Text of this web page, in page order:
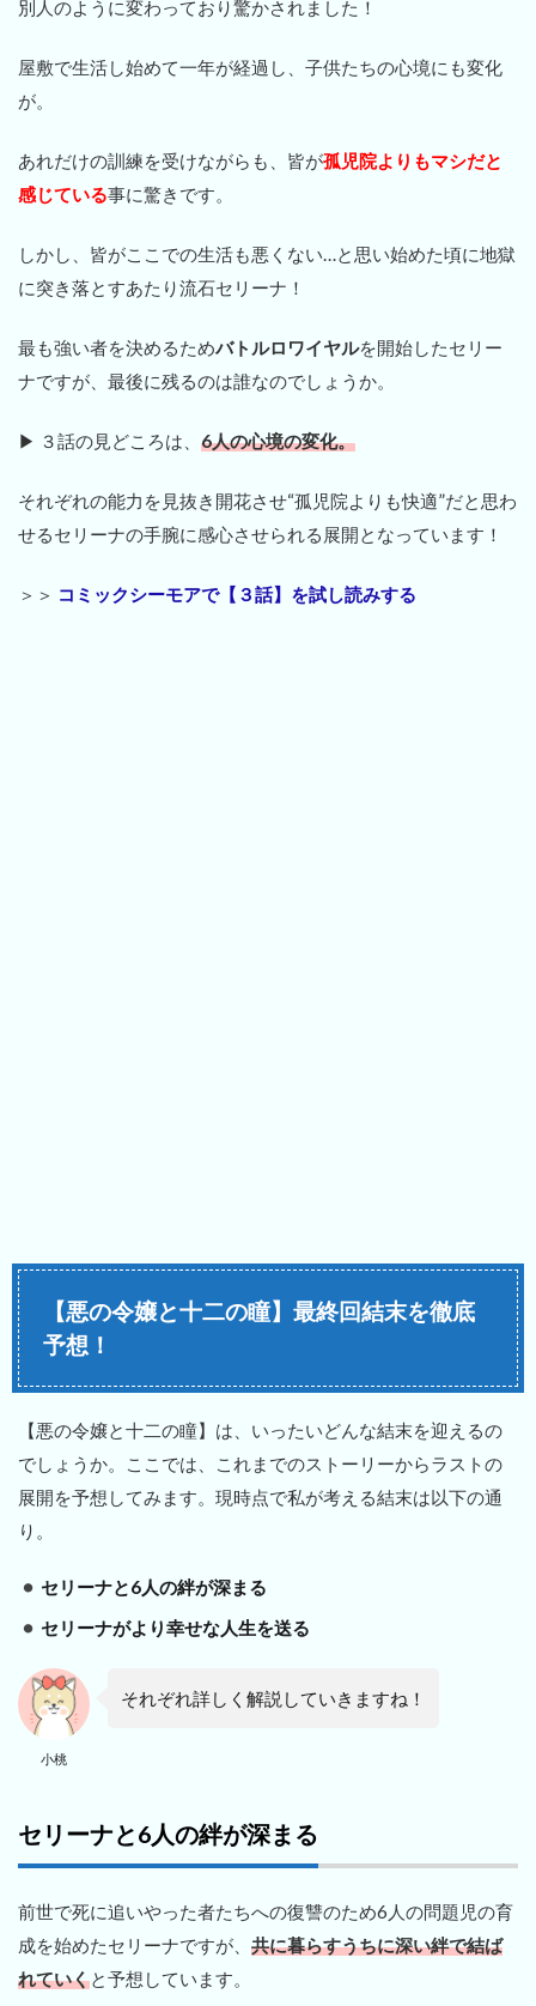
別人のように変わっており驚かされました！
屋敷で生活し始めて一年が経過し、子供たちの心境にも変化
が。
あれだけの訓練を受けながらも、皆が孤児院よりもマシだと
感じている事に驚きです。
しかし、皆がここでの生活も悪くない…と思い始めた頃に地獄
に突き落とすあたり流石セリーナ！
最も強い者を決めるためバトルロワイヤルを開始したセリー
ナですが、最後に残るのは誰なのでしょうか。
▶ ３話の見どころは、 6人の心境の変化。
それぞれの能力を見抜き開花させ“孤児院よりも快適”だと思わ
せるセリーナの手腕に感心させられる展開となっています！
＞＞ コミックシーモアで【３話】を試し読みする
【悪の令嬢と十二の瞳】最終回結末を徹底
予想！
【悪の令嬢と十二の瞳】は、いったいどんな結末を迎えるの
でしょうか。ここでは、これまでのストーリーからラストの
展開を予想してみます。現時点で私が考える結末は以下の通
り。
セリーナと6人の絆が深まる
セリーナがより幸せな人生を送る
小桃
それぞれ詳しく解説していきますね！
セリーナと6人の絆が深まる
前世で死に追いやった者たちへの復讐のため6人の問題児の育
成を始めたセリーナですが、 共に暮らすうちに深い絆で結ば
れていくと予想しています。